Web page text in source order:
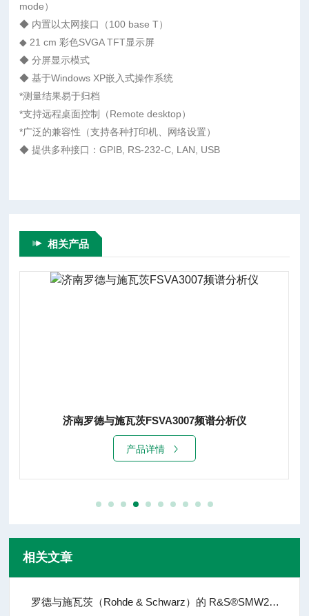
mode）
◆ 内置以太网接口（100 base T）
◆ 21 cm 彩色SVGA TFT显示屏
◆ 分屏显示模式
◆ 基于Windows XP嵌入式操作系统
*测量结果易于归档
*支持远程桌面控制（Remote desktop）
*广泛的兼容性（支持各种打印机、网络设置）
◆ 提供多种接口：GPIB, RS-232-C, LAN, USB
相关产品
济南罗德与施瓦茨FSVA3007频谱分析仪
产品详情
相关文章
罗德与施瓦茨（Rohde & Schwarz）的 R&S®SMW200A